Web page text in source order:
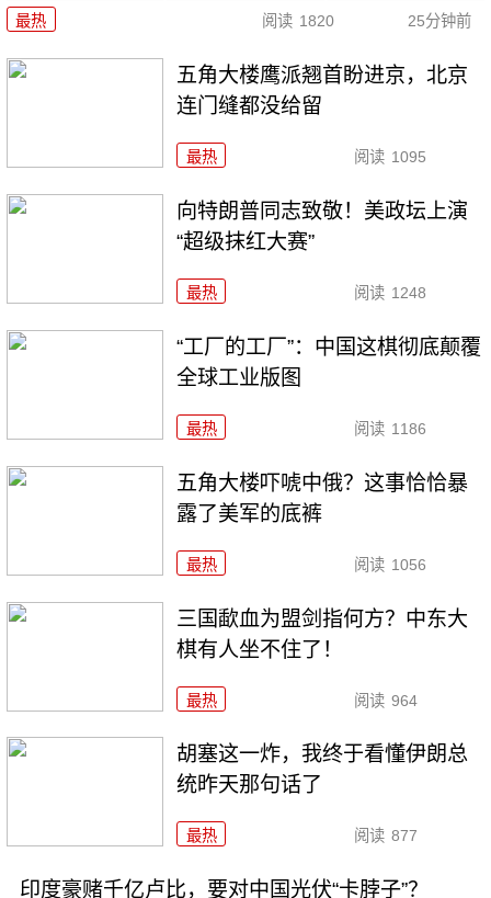
最热 阅读 1820 25分钟前
五角大楼鹰派翘首盼进京，北京
连门缝都没给留
最热 阅读 1095
向特朗普同志致敬！美政坛上演
“超级抹红大赛”
最热 阅读 1248
“工厂的工厂”：中国这棋彻底颠覆
全球工业版图
最热 阅读 1186
五角大楼吓唬中俄？这事恰恰暴
露了美军的底裤
最热 阅读 1056
三国歃血为盟剑指何方？中东大
棋有人坐不住了！
最热 阅读 964
胡塞这一炸，我终于看懂伊朗总
统昨天那句话了
最热 阅读 877
印度豪赌千亿卢比，要对中国光伏“卡脖子”？